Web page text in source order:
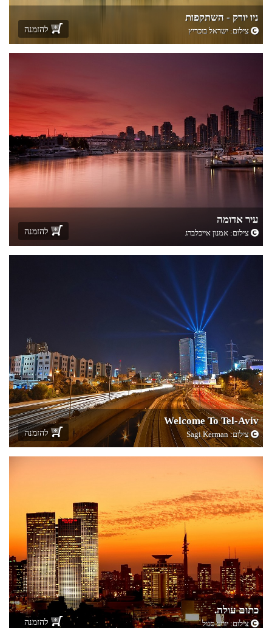
ניו יורק - השתקפות
צילום:ישראל בוכריץ להזמנה
עיר אדומה
צילום: אמנון אייכלברג להזמנה
Welcome To Tel-Aviv
צילום:Sagi Kerman להזמנה
כתום עולה.
צילום:יורם סגול להזמנה